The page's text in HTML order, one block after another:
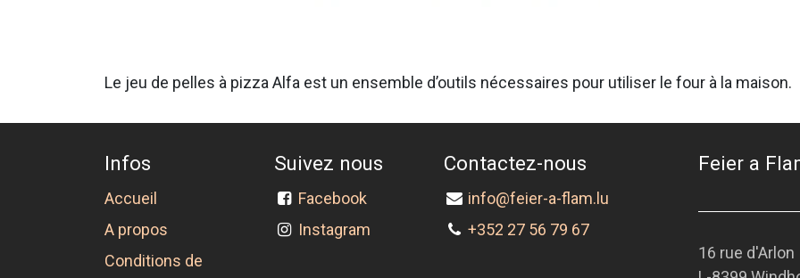
Le jeu de pelles à pizza Alfa est un ensemble d’outils nécessaires pour utiliser le four à la maison.
Infos
Accueil
A propos
Conditions de
Suivez nous
Facebook
Instagram
Contactez-nous
info@feier-a-flam.lu
+352 27 56 79 67
Feier a
16 rue d'Arlon